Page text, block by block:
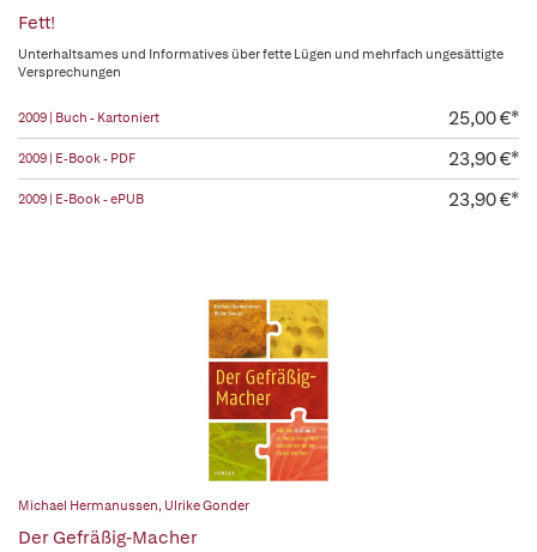
Fett!
Unterhaltsames und Informatives über fette Lügen und mehrfach ungesättigte
Versprechungen
2009 | Buch - Kartoniert 25,00 €*
2009 | E-Book - PDF 23,90 €*
2009 | E-Book - ePUB 23,90 €*
Michael Hermanussen, Ulrike Gonder
Der Gefräßig-Macher